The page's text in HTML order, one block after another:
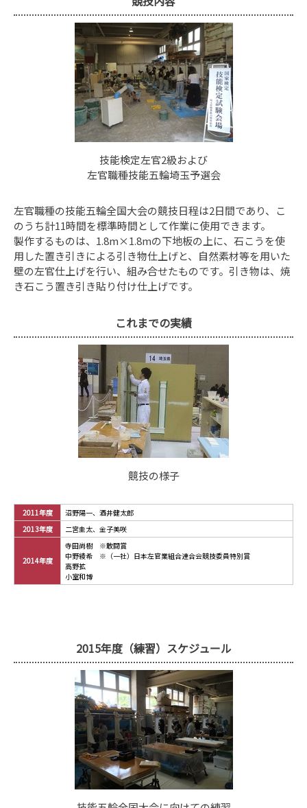
技能検定左官2級および
左官職種技能五輪埼玉予選会
左官職種の技能五輪全国大会の競技日程は2日間であり、こ
のうち計11時間を標準時間として作業に使用できます。
製作するものは、1.8m×1.8mの下地板の上に、石こうを使
用した置き引きによる引き物仕上げと、自然素材等を用いた
壁の左官仕上げを行い、組み合せたものです。引き物は、焼
き石こう置き引き貼り付け仕上げです。
これまでの実績
競技の様子
2011年度
沼野陽一、酒井健太郎
2013年度
二宮圭太、金子美咲
2014年度
寺田尚樹 ※敢闘賞
中野綾希 ※（一社）日本左官業組合連合会競技委員特別賞
高野拡
小室和博
2015年度（練習）スケジュール